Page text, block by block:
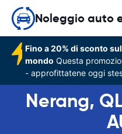
Noleggio auto
Fino a 20% di sconto
mondo Questa
- approfittatene oggi
Nerang,